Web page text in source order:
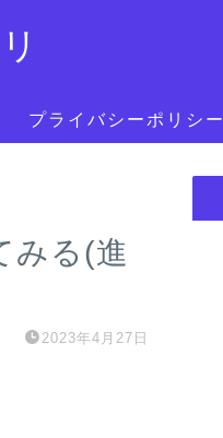
プライバシーポリシー
みる(進
2023年4月27日